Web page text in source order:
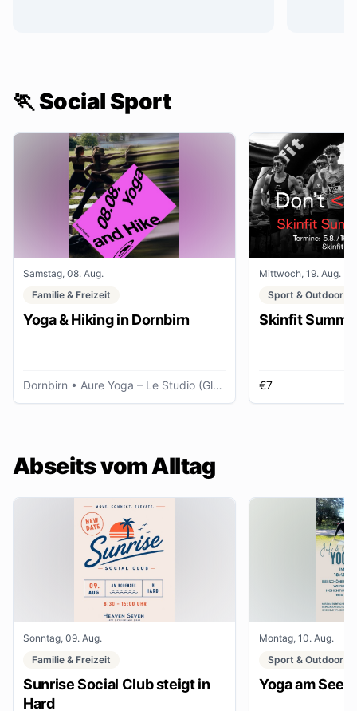
🏃 Social Sport
Samstag, 08. Aug.
Familie & Freizeit
Yoga & Hiking in Dornbirn
Dornbirn • Aure Yoga – Le Studio (Glöggele Haus)
Mittwoch, 19. Aug.
Sport & Outdoor
Skinfit
€7
Abseits vom Alltag
Sonntag, 09. Aug.
Familie & Freizeit
Sunrise Social Club steigt in
Hard
Montag, 10. Aug.
Sport & Outdoor
Yoga am See